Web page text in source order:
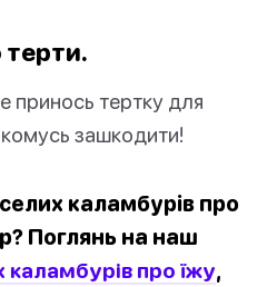
терти.
принось тертку для
зашкодити!
каламбурів про
Поглянь на наш
про їжу,